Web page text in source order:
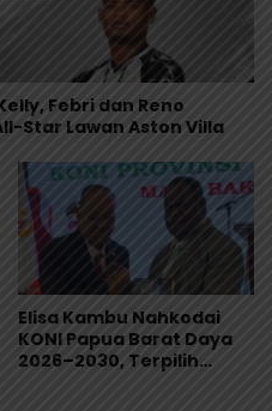
Febri dan Reno
Star Lawan Aston Villa
Elisa Kambu Nahkodai
KONI Papua Barat Daya
2026–2030, Terpilih